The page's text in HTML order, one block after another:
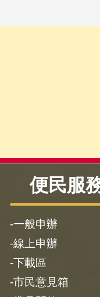
便民服
一般申辦
線上申辦
下載區
市民意見箱